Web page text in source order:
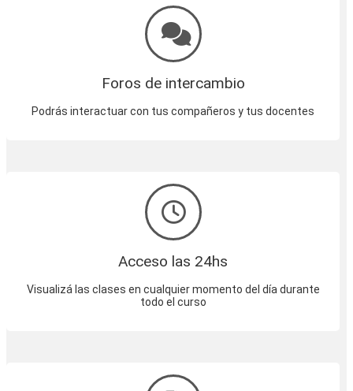
Foros de intercambio
Podrás interactuar con tus compañeros y tus docentes
Acceso las 24hs
Visualizá las clases en cualquier momento del día durante
todo el curso